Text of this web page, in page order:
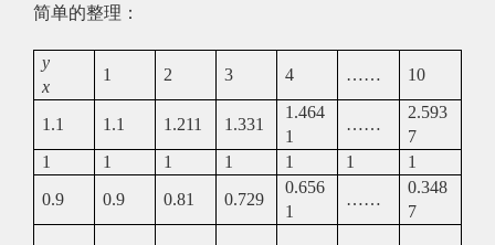
简单的整理：
y
x
1 2 3 4 …… 10
1.1 1.1 1.211 1.331
1.464
1
……
2.593
7
1
1 1 1 1 1
1
0.9
0.9 0.81 0.729
0.656
1
……
0.348
7